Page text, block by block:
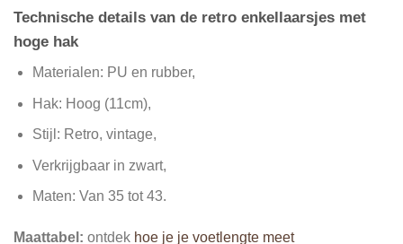
Technische details van de retro enkellaarsjes met
hoge hak
Materialen: PU en rubber,
Hak: Hoog (11cm),
Stijl: Retro, vintage,
Verkrijgbaar in zwart,
Maten: Van 35 tot 43.
Maattabel: ontdek hoe je je voetlengte meet